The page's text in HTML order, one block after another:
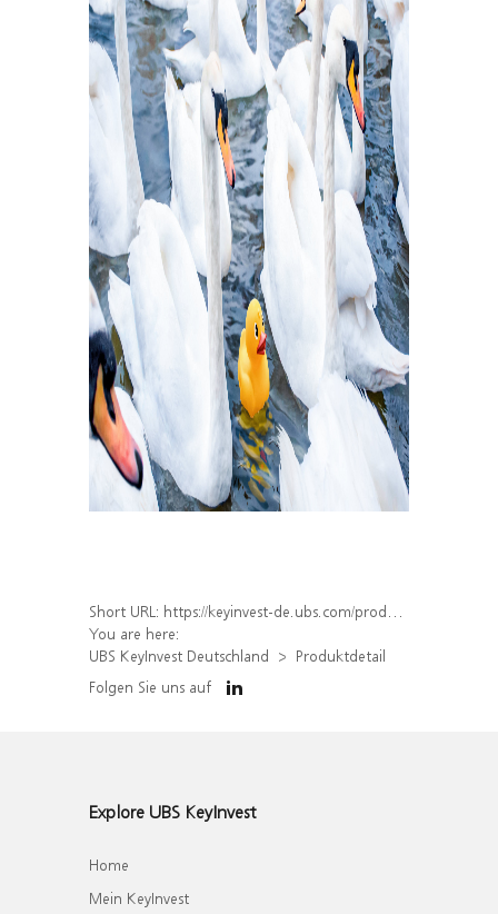
Short URL: https://keyinvest-de.ubs.com/produkt/detail/index/isin/DE000UBS0XN6
You are here:
UBS KeyInvest Deutschland
Produktdetail
Folgen Sie uns auf
Explore UBS KeyInvest
Home
Mein KeyInvest